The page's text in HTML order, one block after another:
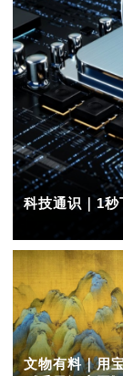
科技通识｜1
文物有料｜用